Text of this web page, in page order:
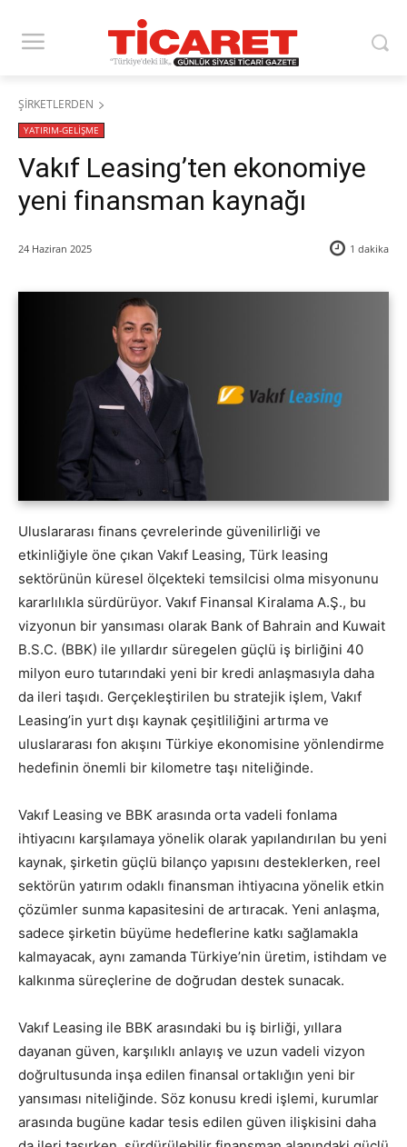
ŞİRKETLERDEN
YATIRIM-GELİŞME
Vakıf Leasing’ten ekonomiye
yeni finansman kaynağı
24 Haziran 2025 1 dakika
Uluslararası finans çevrelerinde güvenilirliği ve
etkinliğiyle öne çıkan Vakıf Leasing, Türk leasing
sektörünün küresel ölçekteki temsilcisi olma misyonunu
kararlılıkla sürdürüyor. Vakıf Finansal Kiralama A.Ş., bu
vizyonun bir yansıması olarak Bank of Bahrain and Kuwait
B.S.C. (BBK) ile yıllardır süregelen güçlü iş birliğini 40
milyon euro tutarındaki yeni bir kredi anlaşmasıyla daha
da ileri taşıdı. Gerçekleştirilen bu stratejik işlem, Vakıf
Leasing’in yurt dışı kaynak çeşitliliğini artırma ve
uluslararası fon akışını Türkiye ekonomisine yönlendirme
hedefinin önemli bir kilometre taşı niteliğinde.
Vakıf Leasing ve BBK arasında orta vadeli fonlama
ihtiyacını karşılamaya yönelik olarak yapılandırılan bu yeni
kaynak, şirketin güçlü bilanço yapısını desteklerken, reel
sektörün yatırım odaklı finansman ihtiyacına yönelik etkin
çözümler sunma kapasitesini de artıracak. Yeni anlaşma,
sadece şirketin büyüme hedeflerine katkı sağlamakla
kalmayacak, aynı zamanda Türkiye’nin üretim, istihdam ve
kalkınma süreçlerine de doğrudan destek sunacak.
Vakıf Leasing ile BBK arasındaki bu iş birliği, yıllara
dayanan güven, karşılıklı anlayış ve uzun vadeli vizyon
doğrultusunda inşa edilen finansal ortaklığın yeni bir
yansıması niteliğinde. Söz konusu kredi işlemi, kurumlar
arasında bugüne kadar tesis edilen güven ilişkisini daha